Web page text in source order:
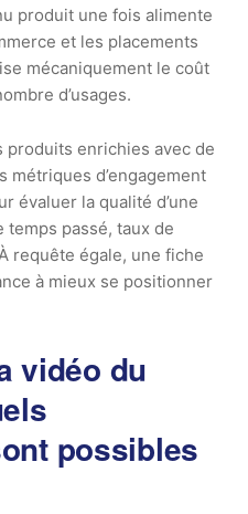
produit une fois alimente
et les placements
mécaniquement le coût
d’usages.
produits enrichies avec de
métriques d’engagement
évaluer la qualité d’une
temps passé, taux de
requête égale, une fiche
à mieux se positionner
vidéo du
possibles